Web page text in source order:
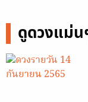
หรือโยนเหรียญก็ได้แล้
เหรียญแล้วก็นำมา ทำ
ดูดวงแม่